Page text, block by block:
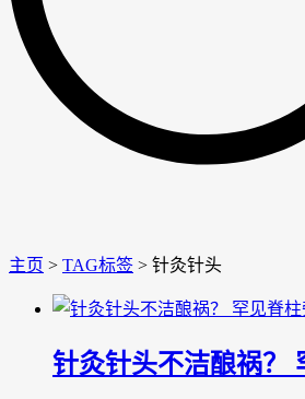
主页 > TAG标签 > 针灸针头
针灸针头不洁酿祸？